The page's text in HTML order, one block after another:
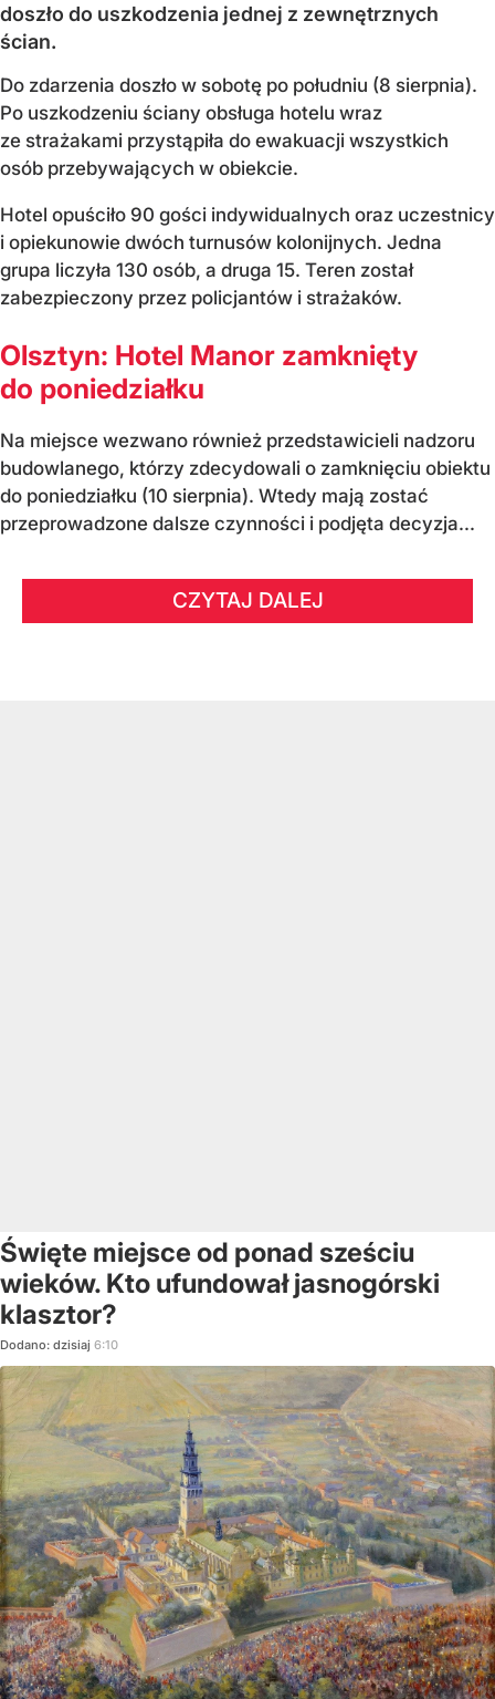
doszło do uszkodzenia jednej z zewnętrznych
ścian.
Do zdarzenia doszło w sobotę po południu (8 sierpnia).
Po uszkodzeniu ściany obsługa hotelu wraz
ze strażakami przystąpiła do ewakuacji wszystkich
osób przebywających w obiekcie.
Hotel opuściło 90 gości indywidualnych oraz uczestnicy
i opiekunowie dwóch turnusów kolonijnych. Jedna
grupa liczyła 130 osób, a druga 15. Teren został
zabezpieczony przez policjantów i strażaków.
Olsztyn: Hotel Manor zamknięty
do poniedziałku
Na miejsce wezwano również przedstawicieli nadzoru
budowlanego, którzy zdecydowali o zamknięciu obiektu
do poniedziałku (10 sierpnia). Wtedy mają zostać
przeprowadzone dalsze czynności i podjęta decyzja...
CZYTAJ DALEJ
Święte miejsce od ponad sześciu
wieków. Kto ufundował jasnogórski
klasztor?
Dodano: dzisiaj 6:10